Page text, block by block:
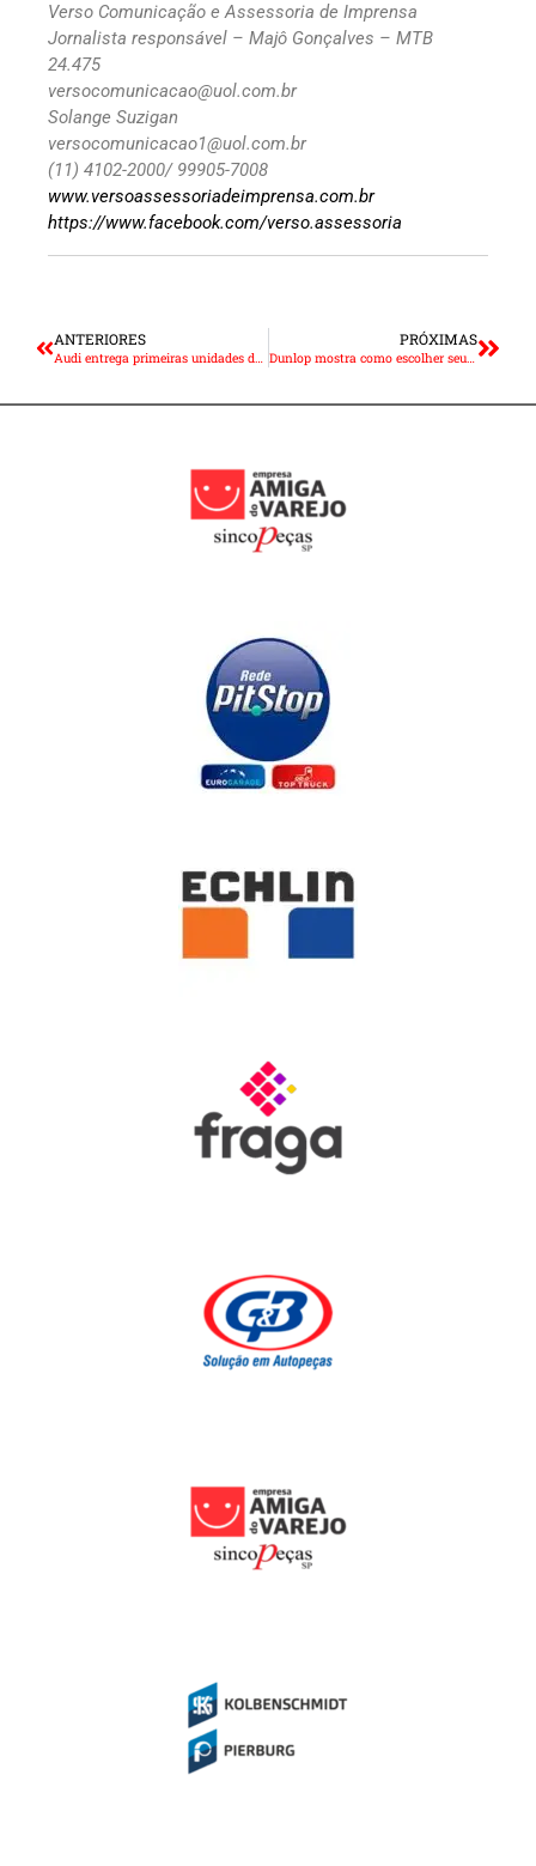
Verso Comunicação e Assessoria de Imprensa
Jornalista responsável – Majô Gonçalves – MTB
24.475
versocomunicacao@uol.com.br
Solange Suzigan
versocomunicacao1@uol.com.br
(11) 4102-2000/ 99905-7008
www.versoassessoriadeimprensa.com.br
https://www.facebook.com/verso.assessoria
ANTERIORES
Audi entrega primeiras unidades do RS 6 Avant, RS 7 Sportback e RS Q8
PRÓXIMAS
Dunlop mostra como escolher seu pneu de forma segura